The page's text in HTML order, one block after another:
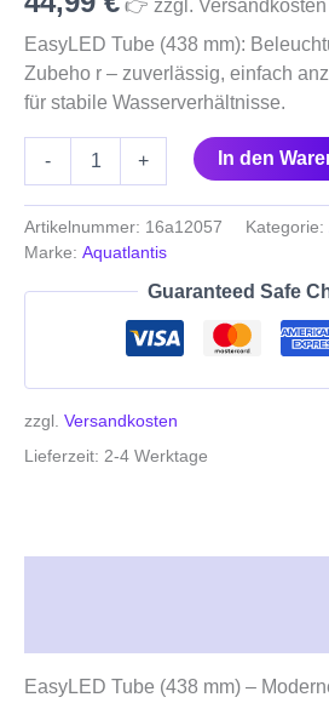
👉 zzgl.
EasyLED Tube (438 mm):
Zubeho r – zuverlässig, einfach
für stabile Wasserverhältnisse.
- + In den
Artikelnummer: 16a12057 Kategorie:
Marke: Aquatlantis
Guaranteed Safe
zzgl. Versandkosten
Lieferzeit: 2-4 Werktage
EasyLED Tube (438 mm) –